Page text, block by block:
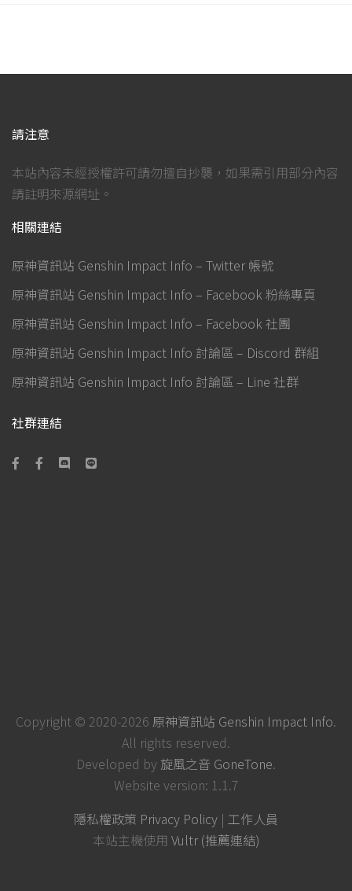
請注意
本站內容未經授權許可請勿擅自抄襲，如果需引用部分內容
請註明來源網址。
相關連結
原神資訊站 Genshin Impact Info – Twitter 帳號
原神資訊站 Genshin Impact Info – Facebook 粉絲專頁
原神資訊站 Genshin Impact Info – Facebook 社團
原神資訊站 Genshin Impact Info 討論區 – Discord 群組
原神資訊站 Genshin Impact Info 討論區 – Line 社群
社群連結
Copyright © 2020-2026 原神資訊站 Genshin Impact Info.
All rights reserved.
Developed by 旋風之音 GoneTone.
Website version: 1.1.7
隱私權政策 Privacy Policy | 工作人員
本站主機使用 Vultr (推薦連結)